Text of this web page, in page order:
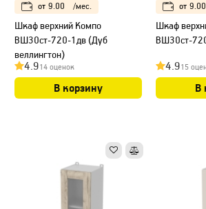
от 9.00 /мес.
Шкаф верхний Компо
ВШ30ст-720-1дв (Дуб
веллингтон)
4.914 оценок
В корзину
от 9.00
Шкаф
ВШ30ст-
4.915
В